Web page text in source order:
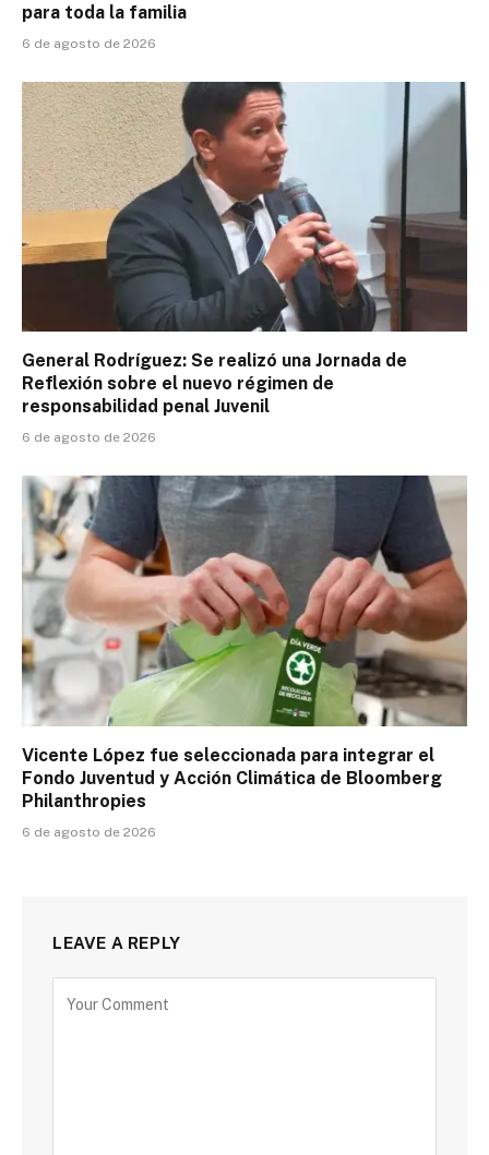
para toda la familia
6 de agosto de 2026
General Rodríguez: Se realizó una Jornada de
Reflexión sobre el nuevo régimen de
responsabilidad penal Juvenil
6 de agosto de 2026
Vicente López fue seleccionada para integrar el
Fondo Juventud y Acción Climática de Bloomberg
Philanthropies
6 de agosto de 2026
LEAVE A REPLY